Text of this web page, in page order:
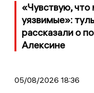
«Чувствую,
уязвимые»:
рассказали о
Алексине
05/08/2026 18:36